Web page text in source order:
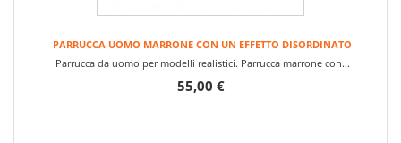
PARRUCCA UOMO MARRONE CON UN EFFETTO DISORDINATO
Parrucca da uomo per modelli realistici. Parrucca marrone con...
55,00 €